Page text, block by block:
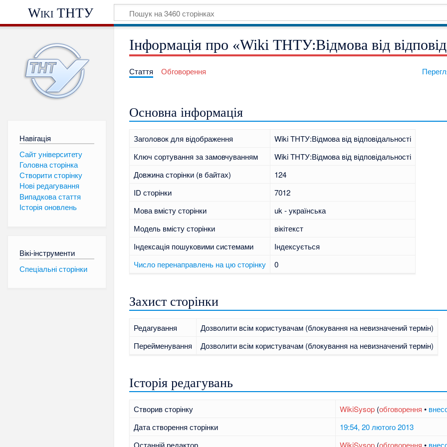
Wiki ТНТУ
Навігація
Сайт університету
Головна сторінка
Створити сторінку
Нові редагування
Випадкова стаття
Історія оновлень
Вікі-інструменти
Спеціальні сторінки
Інформація про «Wiki ТНТУ:Відмова від
Стаття Обговорення
Основна інформація
Заголовок для відображення
Wiki ТНТУ:Відмова від відповідальності
Ключ сортування за замовчуванням
Wiki ТНТУ:Відмова від відповідальності
Довжина сторінки (в байтах)
124
ID сторінки
7012
Мова вмісту сторінки
uk - українська
Модель вмісту сторінки
вікітекст
Індексація пошуковими системами
Індексується
Число перенаправлень на цю сторінку
0
Захист сторінки
Редагування
Дозволити всім користувачам (блокування на невизначений термін)
Перейменування
Дозволити всім користувачам (блокування на невизначений термін)
Історія редагувань
Створив сторінку WikiSysop (обговорення •
Дата створення сторінки
19:54, 20 лютого 2013
Останній редактор
WikiSysop (обговорення •